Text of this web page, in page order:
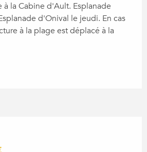
à la Cabine d'Ault. Esplanade
d'Onival le jeudi. En cas
à la plage est déplacé à la